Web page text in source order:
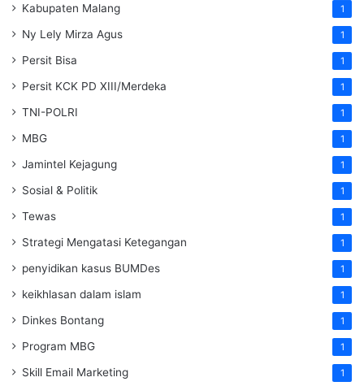
Kabupaten Malang 1
Ny Lely Mirza Agus 1
Persit Bisa 1
Persit KCK PD XIII/Merdeka 1
TNI-POLRI 1
MBG 1
Jamintel Kejagung 1
Sosial & Politik 1
Tewas 1
Strategi Mengatasi Ketegangan 1
penyidikan kasus BUMDes 1
keikhlasan dalam islam 1
Dinkes Bontang 1
Program MBG 1
Skill Email Marketing 1